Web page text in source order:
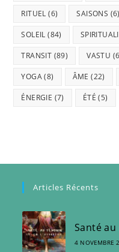
RITUEL (6) SAISONS (6)
SOLEIL (84)
TRANSIT (89) VASTU
YOGA(8) ÂME (22)
ÉNERGIE (7) ÉTÉ (5)
Articles Récents
Santé
4 NOVEMBRE